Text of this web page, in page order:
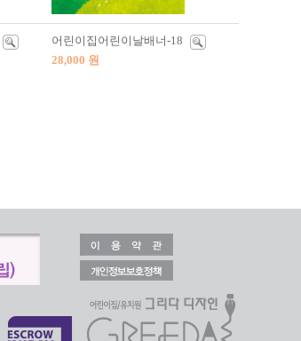
어린이집어린이날배너-18
28,000 원